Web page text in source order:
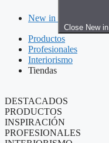
New in
Close New in
Productos
Profesionales
Interiorismo
Tiendas
DESTACADOS
PRODUCTOS
INSPIRACIÓN
PROFESIONALES